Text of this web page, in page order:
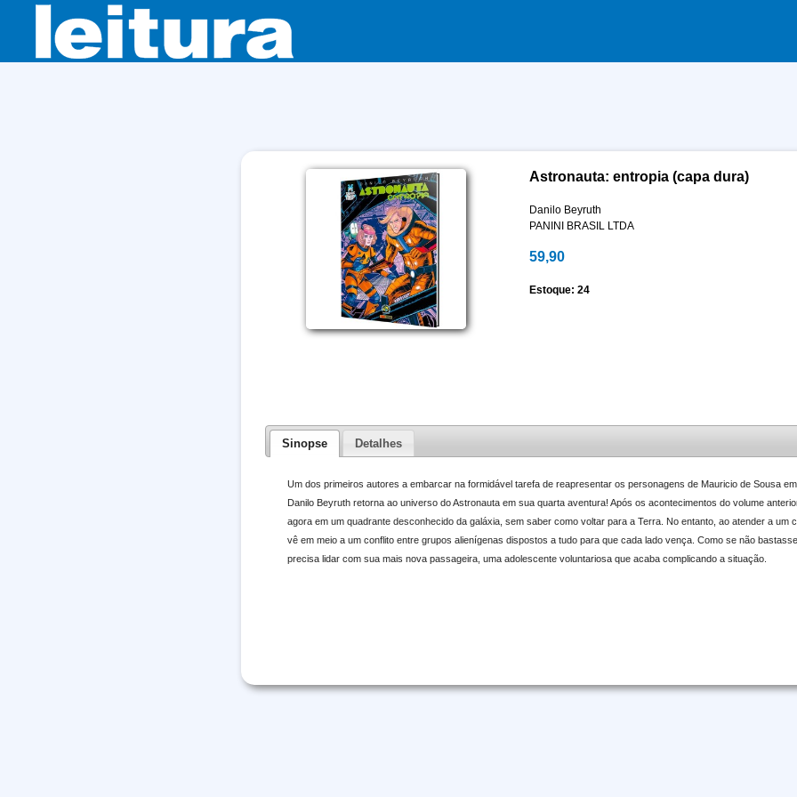
Astronauta: entropia (capa dura)
Danilo Beyruth
PANINI BRASIL LTDA
59,90
Estoque: 24
Sinopse Detalhes
Um dos primeiros autores a embarcar na formidável tarefa de reapresentar os personagens de Mauricio de Sousa
Danilo Beyruth retorna ao universo do Astronauta em sua quarta aventura! Após os acontecimentos do volume
agora em um quadrante desconhecido da galáxia, sem saber como voltar para a Terra. No entanto, ao atender a um
vê em meio a um conflito entre grupos alienígenas dispostos a tudo para que cada lado vença. Como se não
precisa lidar com sua mais nova passageira, uma adolescente voluntariosa que acaba complicando a situação.